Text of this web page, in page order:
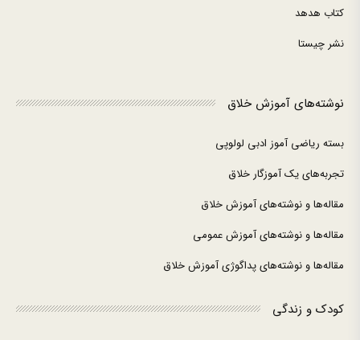
کتاب هدهد
نشر چیستا
نوشته‌های آموزش خلاق
بسته ریاضی آموز ادبی لولوپی
تجربه‌های یک آموزگار خلاق
مقاله‌ها و نوشته‌های آموزش خلاق
مقاله‌ها و نوشته‌های آموزش عمومی
مقاله‌ها و نوشته‌های پداگوژی آموزش خلاق
کودک و زندگی